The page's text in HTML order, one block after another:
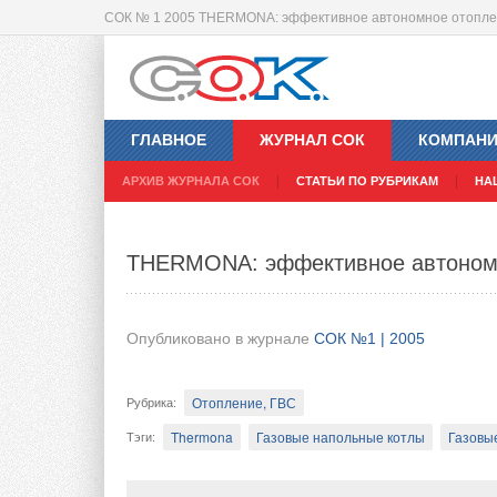
СОК № 1 2005 THERMONA: эффективное автономное
ГЛАВНОЕ ЖУРНАЛ СОК
АРХИВ ЖУРНАЛА СОК СТАТЬИ ПО РУБРИКАМ
THERMONA: эффективное
Опубликовано в журнале СОК №1 | 2005
Рубрика: Отопление, ГВС
Тэги: Thermona Газовые напольные котлы
VRF или чиллер? Сравнительный
Опубликовано в журнале СОК №1 | 2005
Тэги Кондиционеры бытовые Кондиционеры
Введение
кондиционирования. Их использование
поэтому только глубокое знание